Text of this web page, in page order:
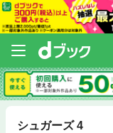
シュガーズ 4